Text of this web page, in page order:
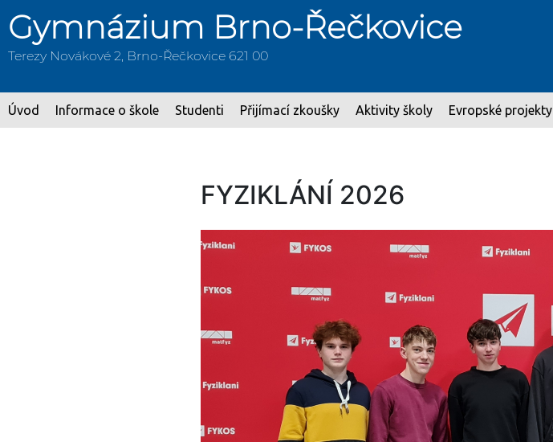
Gymnázium Brno-Řečkovice
Terezy Novákové 2, Brno-Řečkovice 621 00
Úvod Informace o škole Studenti Přijímací zkoušky Aktivity školy Evropské projekty
FYZIKLÁNÍ 2026